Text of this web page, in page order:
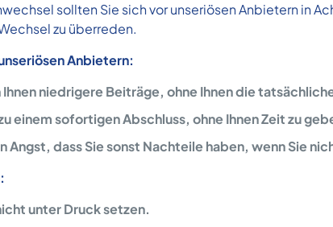
sollten Sie sich vor unseriösen Anbietern in
zu überreden.
Anbietern:
niedrigere Beiträge, ohne Ihnen die
einem sofortigen Abschluss, ohne Ihnen Zeit zu
Angst, dass Sie sonst Nachteile haben, wenn Sie
unter Druck setzen.